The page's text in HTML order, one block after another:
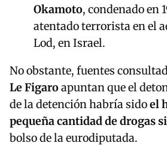
Okamoto, condenado en
atentado terrorista en el
Lod, en Israel.
No obstante, fuentes
Le Figaroapuntan que el
de la detención habría sidoel
pequeña cantidad de drogas
bolso de la eurodiputada.